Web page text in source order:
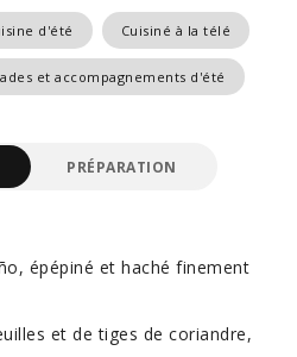
d'été Cuisiné à la télé
et accompagnements d'été
PRÉPARATION
épépiné et haché finement
et de tiges de coriandre,